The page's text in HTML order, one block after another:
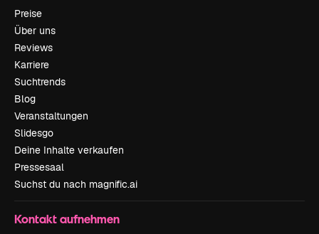
Preise
Über uns
Reviews
Karriere
Suchtrends
Blog
Veranstaltungen
Slidesgo
Deine Inhalte verkaufen
Pressesaal
Suchst du nach magnific.ai
Kontakt aufnehmen